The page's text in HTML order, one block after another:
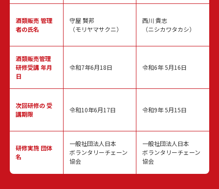
酒類販売管理
者の氏名
酒類販売管理
研修受講 年月
日
次回研修の受
講期限
研修実施 団体
名
守屋 賢邦
（モリヤマサクニ）
令和7年6月18日
令和10年6月17日
一般社団法人日本
ボランタリーチェーン
協会
西川 貴志
（ニシカワタカシ）
令和6年 5月16日
令和9年 5月15日
一般社団法人日本
ボランタリーチェーン
協会